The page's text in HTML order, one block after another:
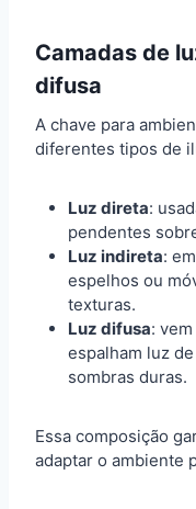
Camadas de
difusa
A chave para
diferentes tipos de
Luz direta:
pendentes
Luz indireta:
espelhos ou
texturas.
Luz difusa:
espalham luz
sombras duras.
Essa composição
adaptar o ambiente